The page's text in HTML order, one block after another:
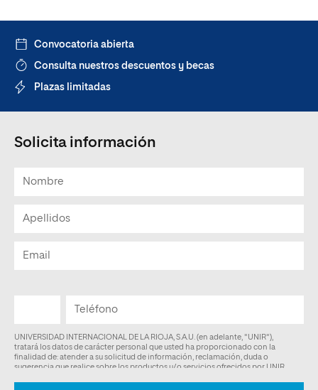
Convocatoria abierta
Consulta nuestros descuentos y becas
Plazas limitadas
Solicita información